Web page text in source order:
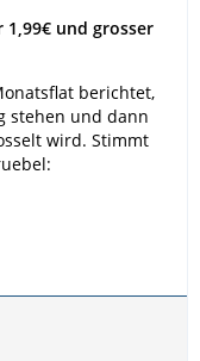
und grosser
berichtet,
stehen und dann
wird. Stimmt